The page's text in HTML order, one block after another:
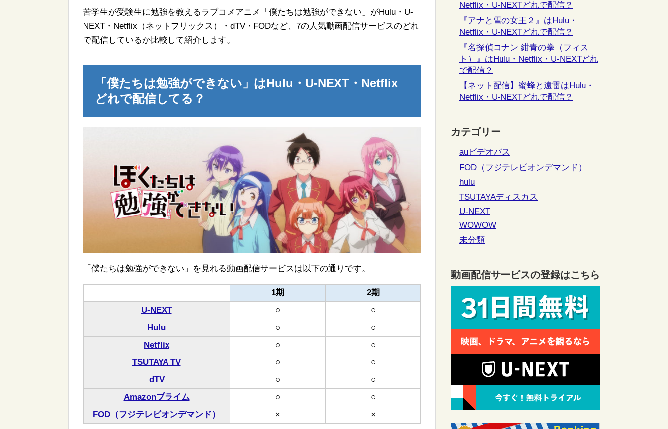
苦学生が受験生に勉強を教えるラブコメアニメ「僕たちは勉強ができない」がHulu・U-
NEXT・Netflix（ネットフリックス）・dTV・FODなど、7の人気動画配信サービスのどれ
で配信しているか比較して紹介します。
「僕たちは勉強ができない」はHulu・U-NEXT・Netflix
どれで配信してる？
「僕たちは勉強ができない」を見れる動画配信サービスは以下の通りです。
1期
2期
U-NEXT
○
○
Hulu
○
○
Netflix
○
○
TSUTAYA TV
○
○
dTV
○
○
Amazonプライム
○
○
FOD（フジテレビオンデマンド）
× ×
Netflix・U-NEXTどれで配信？
『アナと雪の女王２』はHulu・
Netflix・U-NEXTどれで配信？
『名探偵コナン 紺青の拳（フィス
ト）』はHulu・Netflix・U-NEXTどれ
で配信？
【ネット配信】蜜蜂と遠雷はHulu・
Netflix・U-NEXTどれで配信？
カテゴリー
auビデオパス
FOD（フジテレビオンデマンド）
hulu
TSUTAYAディスカス
U-NEXT
WOWOW
未分類
動画配信サービスの登録はこちら